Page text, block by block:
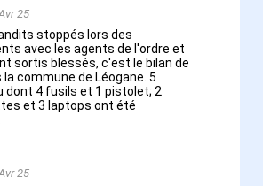
25
stoppés lors des
avec les agents de l'ordre et
sortis blessés, c'est le bilan de
la commune de Léogane. 5
dont 4 fusils et 1 pistolet; 2
et 3 laptops ont été
25